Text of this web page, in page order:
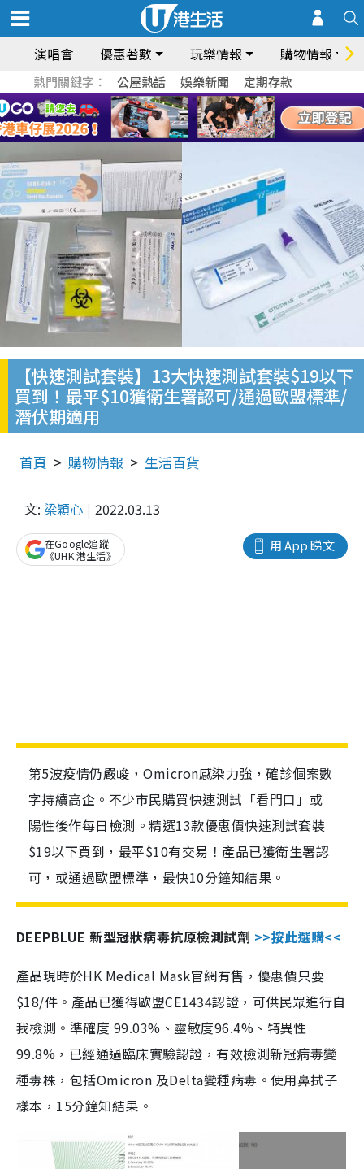
演唱會 優惠著數 玩樂情報 購物情報
熱門關鍵字： 公屋熱話 娛樂新聞 定期存款
【快速測試套裝】13大快速測試套裝$19以下
買到！最平$10獲衛生署認可/通過歐盟標準/
潛伏期適用
首頁 購物情報 生活百貨
文: 梁穎心 2022.03.13
用 App 睇文
在Google追蹤
《UHK 港生活》
第5波疫情仍嚴峻，Omicron感染力強，確診個案數
字持續高企。不少市民購買快速測試「看門口」或
陽性後作每日檢測。精選13款優惠價快速測試套裝
$19以下買到，最平$10有交易！產品已獲衛生署認
可，或通過歐盟標準，最快10分鐘知結果。
DEEPBLUE 新型冠狀病毒抗原檢測試劑 >>按此選購<<
產品現時於HK Medical Mask官網有售，優惠價只要
$18/件。產品已獲得歐盟CE1434認證，可供民眾進行自
我檢測。準確度 99.03%、靈敏度96.4%、特異性
99.8%，已經通過臨床實驗認證，有效檢測新冠病毒變
種毒株，包括Omicron 及Delta變種病毒。使用鼻拭子
樣本，15分鐘知結果。